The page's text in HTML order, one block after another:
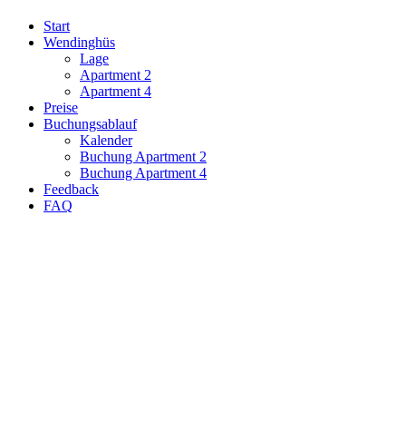
Start
Wendinghüs
Lage
Apartment 2
Apartment 4
Preise
Buchungsablauf
Kalender
Buchung Apartment 2
Buchung Apartment 4
Feedback
FAQ